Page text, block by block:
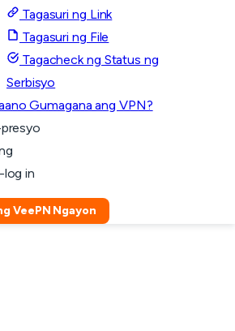
Tagasuri ng Link
Tagasuri ng File
Tagacheck ng Status ng
Serbisyo
Gumagana ang VPN?
log in
VeePN Ngayon